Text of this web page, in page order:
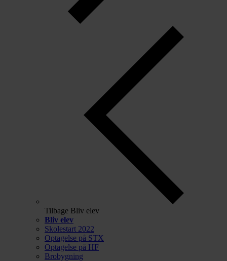
Tilbage Bliv elev
Bliv elev
Skolestart 2022
Optagelse på STX
Optagelse på HF
Brobygning